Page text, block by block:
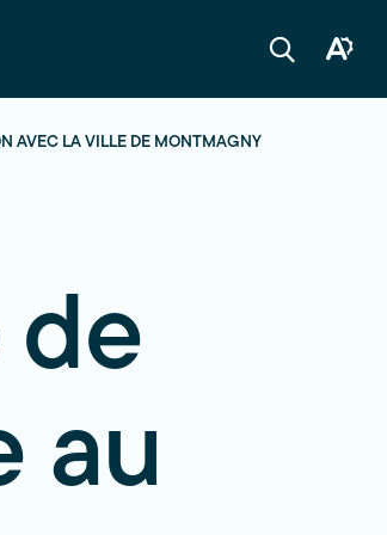
Ouvrir
Ouvrir
AVEC LA VILLE DE MONTMAGNY
de
au